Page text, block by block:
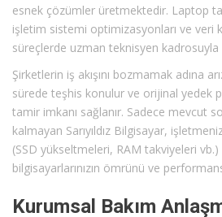
esnek çözümler üretmektedir. Laptop
işletim sistemi optimizasyonları ve veri
süreçlerde uzman teknisyen
Şirketlerin iş akışını bozmamak adına
sürede teşhis konulur ve orijinal yedek
tamir imkanı sağlanır. Sadece mevcut
kalmayan Sarıyıldız Bilgisayar,
(SSD yükseltmeleri, RAM takviyeleri
bilgisayarlarınızın ömrünü ve
Kurumsal Bakım